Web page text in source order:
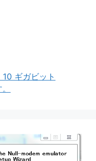
ギガビット